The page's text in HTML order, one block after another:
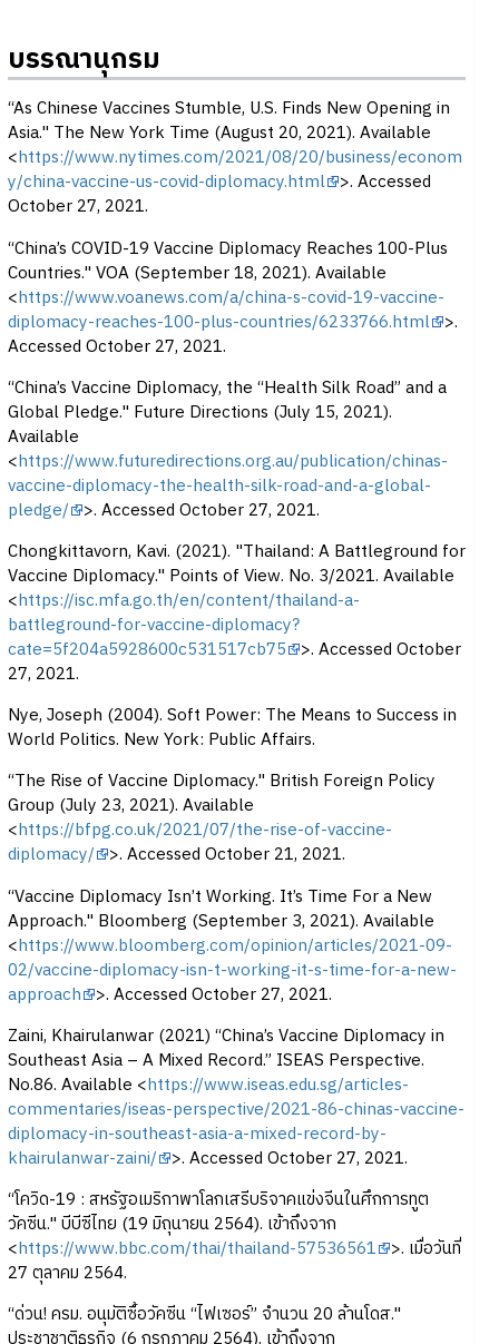
บรรณานุกรม
“As Chinese Vaccines Stumble, U.S. Finds New Opening in
Asia." The New York Time (August 20, 2021). Available
<https://www.nytimes.com/2021/08/20/business/econom
y/china-vaccine-us-covid-diplomacy.html >. Accessed
October 27, 2021.
“China’s COVID-19 Vaccine Diplomacy Reaches 100-Plus
Countries." VOA (September 18, 2021). Available
<https://www.voanews.com/a/china-s-covid-19-vaccine-
diplomacy-reaches-100-plus-countries/6233766.html >.
Accessed October 27, 2021.
“China’s Vaccine Diplomacy, the “Health Silk Road” and a
Global Pledge." Future Directions (July 15, 2021).
Available
<https://www.futuredirections.org.au/publication/chinas-
vaccine-diplomacy-the-health-silk-road-and-a-global-
pledge/ >. Accessed October 27, 2021.
Chongkittavorn, Kavi. (2021). "Thailand: A Battleground for
Vaccine Diplomacy." Points of View. No. 3/2021. Available
<https://isc.mfa.go.th/en/content/thailand-a-
battleground-for-vaccine-diplomacy?
cate=5f204a5928600c531517cb75 >. Accessed October
27, 2021.
Nye, Joseph (2004). Soft Power: The Means to Success in
World Politics. New York: Public Affairs.
“The Rise of Vaccine Diplomacy." British Foreign Policy
Group (July 23, 2021). Available
<https://bfpg.co.uk/2021/07/the-rise-of-vaccine-
diplomacy/ >. Accessed October 21, 2021.
“Vaccine Diplomacy Isn’t Working. It’s Time For a New
Approach." Bloomberg (September 3, 2021). Available
<https://www.bloomberg.com/opinion/articles/2021-09-
02/vaccine-diplomacy-isn-t-working-it-s-time-for-a-new-
approach >. Accessed October 27, 2021.
Zaini, Khairulanwar (2021) “China’s Vaccine Diplomacy in
Southeast Asia – A Mixed Record.” ISEAS Perspective.
No.86. Available <https://www.iseas.edu.sg/articles-
commentaries/iseas-perspective/2021-86-chinas-vaccine-
diplomacy-in-southeast-asia-a-mixed-record-by-
khairulanwar-zaini/ >. Accessed October 27, 2021.
“โควิด-19 : สหรัฐอเมริกาพาโลกเสรีบริจาคแข่งจีนในศึกการทูต
วัคซีน." บีบีซีไทย (19 มิถุนายน 2564). เข้าถึงจาก
<https://www.bbc.com/thai/thailand-57536561 >. เมื่อวันที่
27 ตุลาคม 2564.
“ด่วน! ครม. อนุมัติซื้อวัคซีน “ไฟเซอร์” จำนวน 20 ล้านโดส."